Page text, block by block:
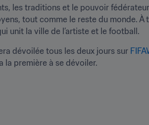
les traditions et le pouvoir
tout comme le reste du monde. À
unit la ville de l’artiste et le football.
dévoilée tous les deux jours sur
la première à se dévoiler.